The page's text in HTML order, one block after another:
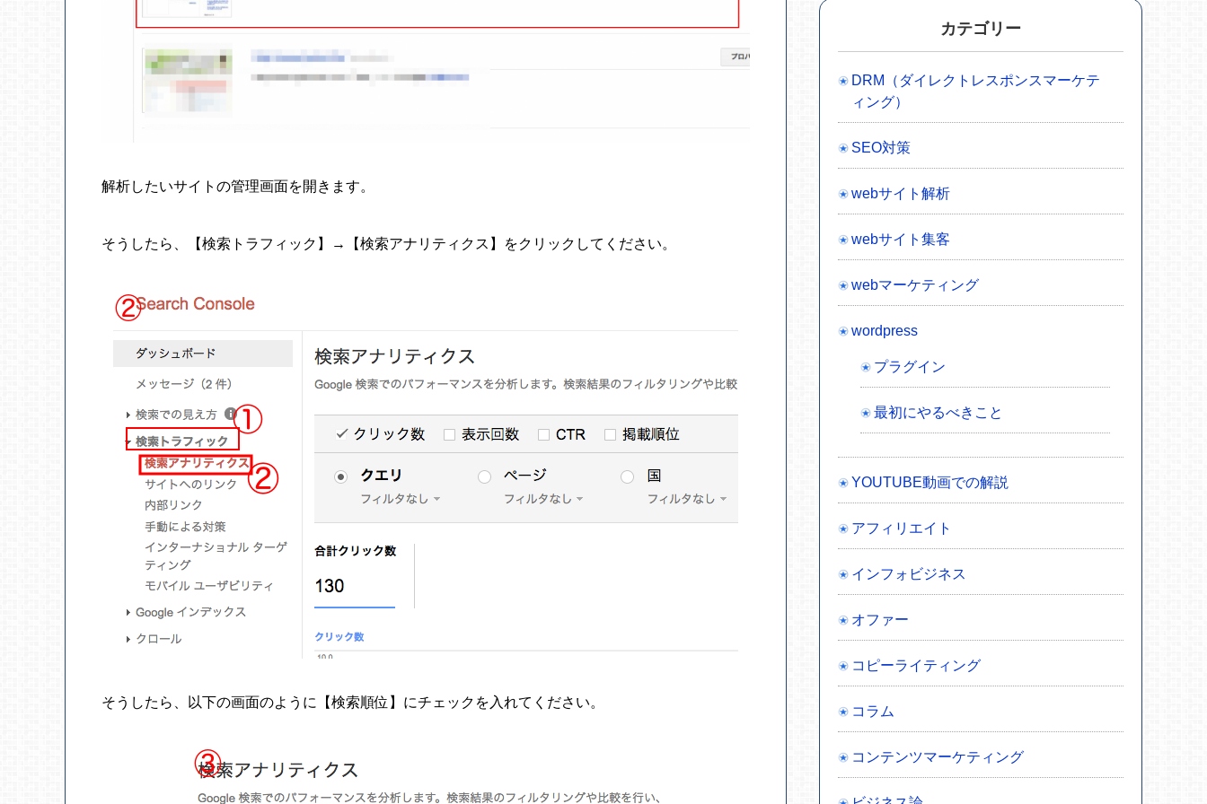
解析したいサイトの管理画面を開きます。
そうしたら、【検索トラフィック】→【検索アナリティクス】をクリックしてください。
そうしたら、以下の画面のように【検索順位】にチェックを入れてください。
カテゴリー
DRM（ダイレクトレスポンスマーケテ
ィング）
SEO対策
webサイト解析
webサイト集客
webマーケティング
wordpress
プラグイン
最初にやるべきこと
YOUTUBE動画での解説
アフィリエイト
インフォビジネス
オファー
コピーライティング
コラム
コンテンツマーケティング